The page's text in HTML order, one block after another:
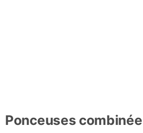
Ponceuses combinée